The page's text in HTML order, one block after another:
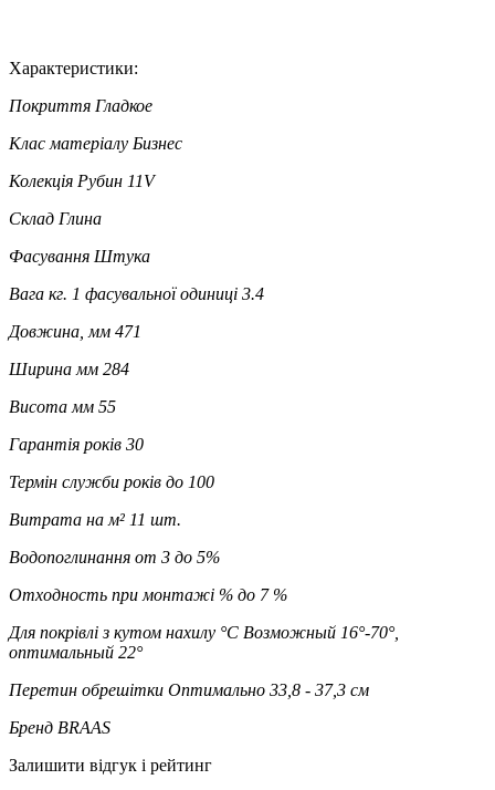
Характеристики:
Покриття Гладкое
Клас матеріалу Бизнес
Колекція Рубин 11V
Склад Глина
Фасування Штука
Вага кг. 1 фасувальної одиниці 3.4
Довжина, мм 471
Ширина мм 284
Висота мм 55
Гарантія років 30
Термін служби років до 100
Витрата на м² 11 шт.
Водопоглинання от 3 до 5%
Отходность при монтажі % до 7 %
Для покрівлі з кутом нахилу °C Возможный 16°-70°,
оптимальный 22°
Перетин обрешітки Оптимально 33,8 - 37,3 см
Бренд BRAAS
Залишити відгук і рейтинг